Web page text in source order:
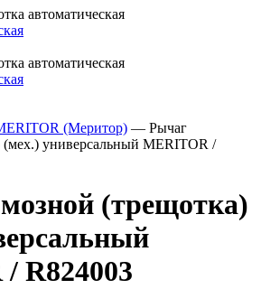
(Меритор) — Рычаг
(мех.) универсальный MERITOR /
(трещотка)
R824003